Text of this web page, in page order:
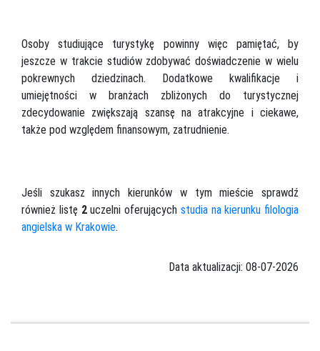
Osoby studiujące turystykę powinny więc pamiętać, by
jeszcze w trakcie studiów zdobywać doświadczenie w wielu
pokrewnych dziedzinach. Dodatkowe kwalifikacje i
umiejętności w branżach zbliżonych do turystycznej
zdecydowanie zwiększają szansę na atrakcyjne i ciekawe,
także pod względem finansowym, zatrudnienie.
Jeśli szukasz innych kierunków w tym mieście sprawdź
również listę 2uczelni oferujących studia na kierunku filologia
angielska w Krakowie.
Data aktualizacji: 08-07-2026